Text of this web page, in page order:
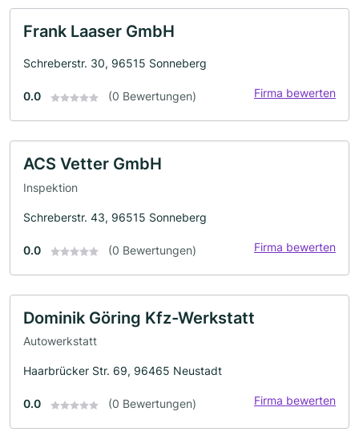
Frank Laaser GmbH
Schreberstr. 30, 96515 Sonneberg
0.0 (0 Bewertungen) Firma bewerten
ACS Vetter GmbH
Inspektion
Schreberstr. 43, 96515 Sonneberg
0.0 (0 Bewertungen) Firma bewerten
Dominik Göring Kfz-Werkstatt
Autowerkstatt
Haarbrücker Str. 69, 96465 Neustadt
0.0 (0 Bewertungen) Firma bewerten